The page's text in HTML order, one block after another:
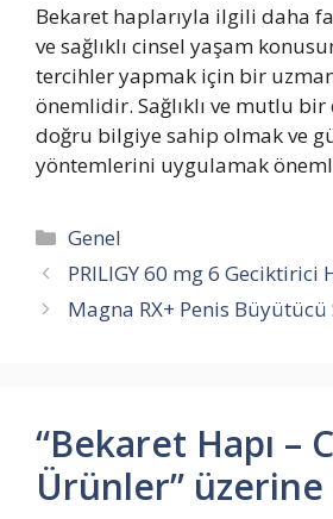
Bekaret haplarıyla ilgili daha
ve sağlıklı cinsel yaşam
tercihler yapmak için bir
önemlidir. Sağlıklı ve mutlu
doğru bilgiye sahip olmak ve
yöntemlerini uygulamak
Kategoriler
Genel
PRILIGY 60 mg 6 Geciktirici
Magna RX+ Penis
“Bekaret Hapı –
Ürünler”